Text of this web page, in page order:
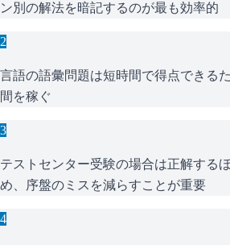
ン別の解法を暗記するのが最も効率的
2
言語の語彙問題は短時間で得点できる
間を稼ぐ
3
テストセンター受験の場合は正解する
め、序盤のミスを減らすことが重要
4